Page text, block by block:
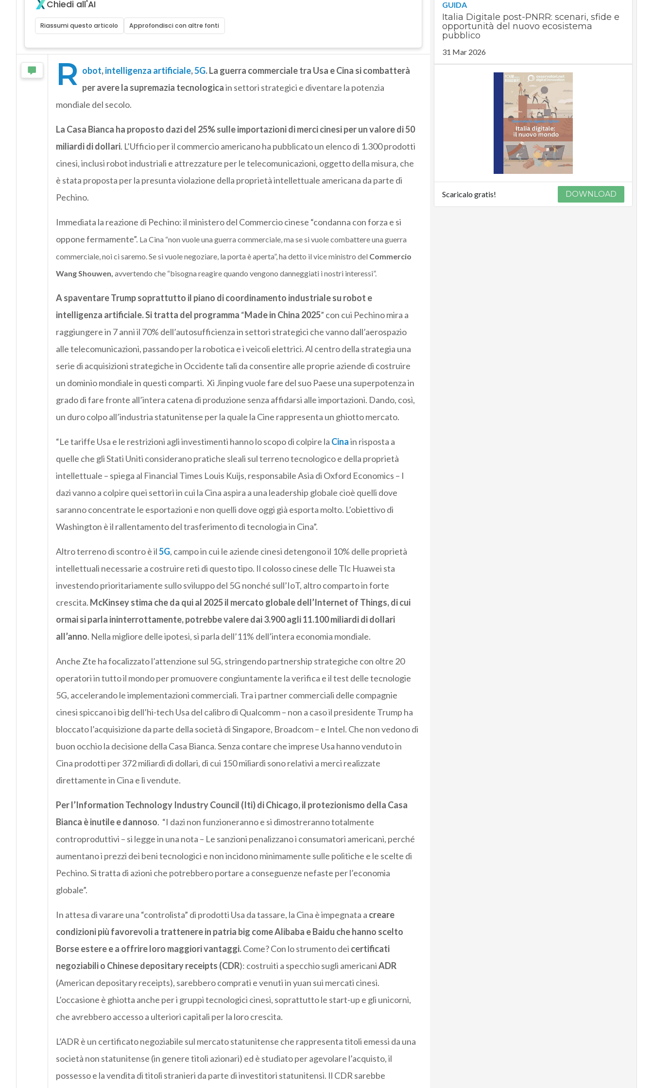
Chiedi all'AI
Riassumi questo articolo Approfondisci con altre fonti
R obot,intelligenza artificiale,5G. La guerra commerciale tra Usa e Cina si combatterà
per avere la supremazia tecnologicain settori strategici e diventare la potenzia
mondiale del secolo.
La Casa Bianca ha proposto dazi del 25% sulle importazioni di merci cinesi per un valore di 50
miliardi di dollari. L’Ufficio per il commercio americano ha pubblicato un elenco di 1.300 prodotti
cinesi, inclusi robot industriali e attrezzature per le telecomunicazioni, oggetto della misura, che
è stata proposta per la presunta violazione della proprietà intellettuale americana da parte di
Pechino.
Immediata la reazione di Pechino: il ministero del Commercio cinese “condanna con forza e si
oppone fermamente”. La Cina “non vuole una guerra commerciale, ma se si vuole combattere una guerra
commerciale, noi ci saremo. Se si vuole negoziare, la porta è aperta”, ha detto il vice ministro del Commercio
Wang Shouwen, avvertendo che “bisogna reagire quando vengono danneggiati i nostri interessi”.
A spaventare Trump soprattutto il piano di coordinamento industriale su robot e
intelligenza artificiale. Si tratta del programma “Made in China 2025” con cui Pechino mira a
raggiungere in 7 anni il 70% dell’autosufficienza in settori strategici che vanno dall’aerospazio
alle telecomunicazioni, passando per la robotica e i veicoli elettrici. Al centro della strategia una
serie di acquisizioni strategiche in Occidente tali da consentire alle proprie aziende di costruire
un dominio mondiale in questi comparti. Xi Jinping vuole fare del suo Paese una superpotenza in
grado di fare fronte all’intera catena di produzione senza affidarsi alle importazioni. Dando, così,
un duro colpo all’industria statunitense per la quale la Cine rappresenta un ghiotto mercato.
“Le tariffe Usa e le restrizioni agli investimenti hanno lo scopo di colpire la Cinain risposta a
quelle che gli Stati Uniti considerano pratiche sleali sul terreno tecnologico e della proprietà
intellettuale – spiega al Financial Times Louis Kuijs, responsabile Asia di Oxford Economics – I
dazi vanno a colpire quei settori in cui la Cina aspira a una leadership globale cioè quelli dove
saranno concentrate le esportazioni e non quelli dove oggi già esporta molto. L’obiettivo di
Washington è il rallentamento del trasferimento di tecnologia in Cina”.
Altro terreno di scontro è il5G, campo in cui le aziende cinesi detengono il 10% delle proprietà
intellettuali necessarie a costruire reti di questo tipo. Il colosso cinese delle Tlc Huawei sta
investendo prioritariamente sullo sviluppo del 5G nonché sull’IoT, altro comparto in forte
crescita. McKinsey stima che da qui al 2025 il mercato globale dell’Internet of Things, di cui
ormai si parla ininterrottamente, potrebbe valere dai 3.900 agli 11.100 miliardi di dollari
all’anno. Nella migliore delle ipotesi, si parla dell’11% dell’intera economia mondiale.
Anche Zte ha focalizzato l’attenzione sul 5G, stringendo partnership strategiche con oltre 20
operatori in tutto il mondo per promuovere congiuntamente la verifica e il test delle tecnologie
5G, accelerando le implementazioni commerciali. Tra i partner commerciali delle compagnie
cinesi spiccano i big dell’hi-tech Usa del calibro di Qualcomm – non a caso il presidente Trump ha
bloccato l’acquisizione da parte della società di Singapore, Broadcom – e Intel. Che non vedono di
buon occhio la decisione della Casa Bianca. Senza contare che imprese Usa hanno venduto in
Cina prodotti per 372 miliardi di dollari, di cui 150 miliardi sono relativi a merci realizzate
direttamente in Cina e lì vendute.
Per l’Information Technology Industry Council (Iti) di Chicago, il protezionismo della Casa
Bianca è inutile e dannoso. “I dazi non funzioneranno e si dimostreranno totalmente
controproduttivi – si legge in una nota – Le sanzioni penalizzano i consumatori americani, perché
aumentano i prezzi dei beni tecnologici e non incidono minimamente sulle politiche e le scelte di
Pechino. Si tratta di azioni che potrebbero portare a conseguenze nefaste per l’economia
globale”.
In attesa di varare una “controlista” di prodotti Usa da tassare, la Cina è impegnata a creare
condizioni più favorevoli a trattenere in patria big come Alibaba e Baidu che hanno scelto
Borse estere e a offrire loro maggiori vantaggi.Come? Con lo strumento dei certificati
negoziabili o Chinese depositary receipts (CDR): costruiti a specchio sugli americaniADR
(American depositary receipts), sarebbero comprati e venuti in yuan sui mercati cinesi.
L’occasione è ghiotta anche per i gruppi tecnologici cinesi, soprattutto le start-up e gli unicorni,
che avrebbero accesso a ulteriori capitali per la loro crescita.
L’ADR è un certificato negoziabile sul mercato statunitense che rappresenta titoli emessi da una
società non statunitense (in genere titoli azionari) ed è studiato per agevolare l’acquisto, il
possesso e la vendita di titoli stranieri da parte di investitori statunitensi. Il CDR sarebbe
GUIDA
Italia Digitale post-PNRR: scenari, sfide e
opportunità del nuovo ecosistema
pubblico
31 Mar 2026
Scaricalo gratis! DOWNLOAD